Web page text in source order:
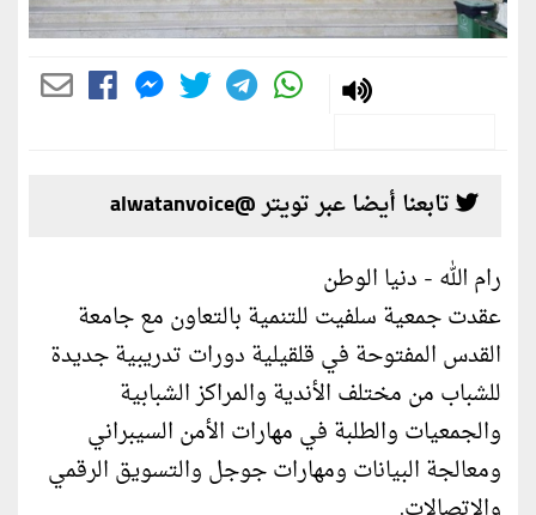
تابعنا أيضا عبر تويتر @alwatanvoice
رام الله - دنيا الوطن
عقدت جمعية سلفيت للتنمية بالتعاون مع جامعة
القدس المفتوحة في قلقيلية دورات تدريبية جديدة
للشباب من مختلف الأندية والمراكز الشبابية
والجمعيات والطلبة في مهارات الأمن السيبراني
ومعالجة البيانات ومهارات جوجل والتسويق الرقمي